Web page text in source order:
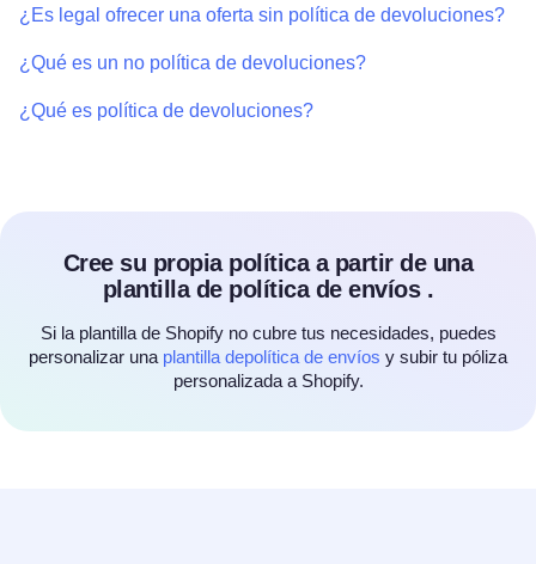
¿Es legal ofrecer una oferta sin política de devoluciones?
¿Qué es un no política de devoluciones?
¿Qué es política de devoluciones?
Cree su propia política a partir de una
plantilla de política de envíos .
Si la plantilla de Shopify no cubre tus necesidades, puedes
personalizar una plantilla depolítica de envíos y subir tu póliza
personalizada a Shopify.